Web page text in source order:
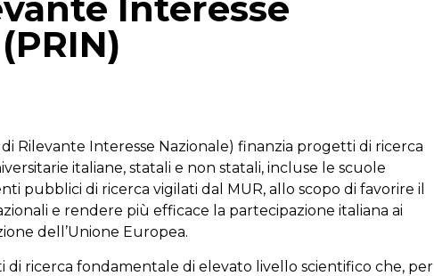
Interesse
Rilevante Interesse Nazionale) finanzia progetti di ricerca
italiane, statali e non statali, incluse le scuole
pubblici di ricerca vigilati dal MUR, allo scopo di favorire il
e rendere più efficace la partecipazione italiana ai
dell’Unione Europea.
ricerca fondamentale di elevato livello scientifico che, per